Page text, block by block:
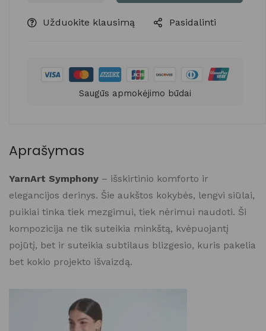
Užduokite klausimą Pasidalinti
Saugūs apmokėjimo būdai
Aprašymas
YarnArt Symphony – išskirtinio komforto ir
elegancijos derinys. Šie aukštos kokybės, lengvi siūlai,
puikiai tinka tiek mezgimui, tiek nėrimui naudoti. Ši
kompozicija ne tik suteikia minkštą, kvėpuojantį
pojūtį, bet ir suteikia subtilaus blizgesio, kuris pakelia
bet kokio projekto išvaizdą.